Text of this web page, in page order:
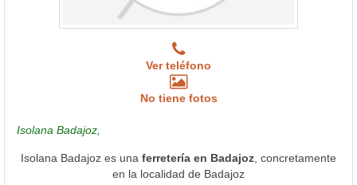
Ver teléfono
No tiene fotos
Isolana Badajoz,
Isolana Badajoz es una ferretería en Badajoz , concretamente
en la localidad de Badajoz